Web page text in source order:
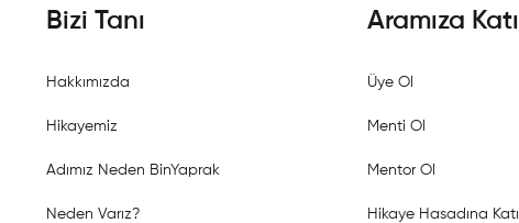
Bizi Tanı
Hakkımızda
Hikayemiz
Adımız Neden BinYaprak
Neden Varız?
Aramıza Katıl
Üye Ol
Menti Ol
Mentor Ol
Hikaye Hasadına Katıl